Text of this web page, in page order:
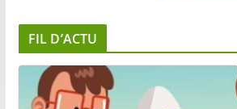
FIL D’ACTU